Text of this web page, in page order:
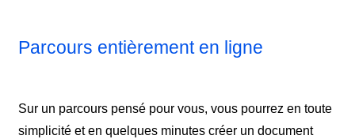
Parcours entièrement en ligne
Sur un parcours pensé pour vous, vous pourrez en toute
simplicité et en quelques minutes créer un document